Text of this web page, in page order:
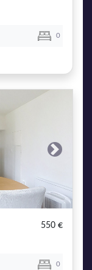
0
Next
550 €
0